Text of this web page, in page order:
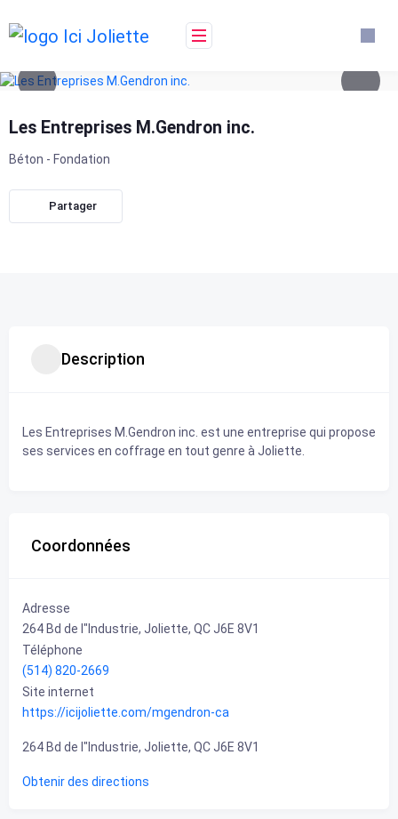
to
content
Les Entreprises M.Gendron inc.
Béton - Fondation
Partager
Description
Les Entreprises M.Gendron inc. est une entreprise qui propose
ses services en coffrage en tout genre à Joliette.
Coordonnées
Adresse
264 Bd de l"Industrie, Joliette, QC J6E 8V1
Téléphone
(514) 820-2669
Site internet
https://icijoliette.com/mgendron-ca
264 Bd de l"Industrie, Joliette, QC J6E 8V1
Obtenir des directions